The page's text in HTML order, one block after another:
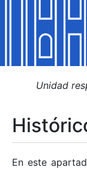
Mostrar/
Mostrar/
Mostrar/
Mostrar/
Unidad
En este